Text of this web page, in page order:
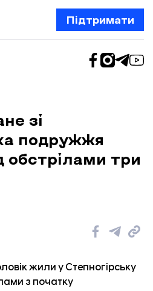
Підтримати
зі
подружжя
обстрілами три
жили у Степногірську
з початку